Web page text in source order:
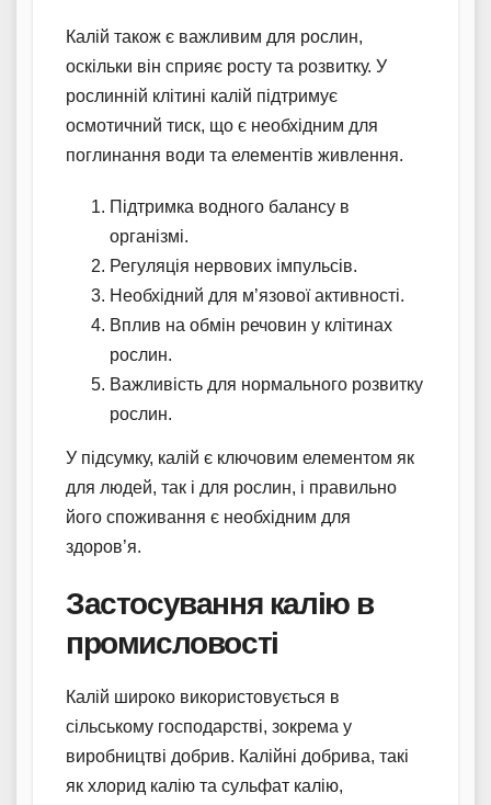
Калій також є важливим для рослин,
оскільки він сприяє росту та розвитку. У
рослинній клітині калій підтримує
осмотичний тиск, що є необхідним для
поглинання води та елементів живлення.
Підтримка водного балансу в
організмі.
Регуляція нервових імпульсів.
Необхідний для м’язової активності.
Вплив на обмін речовин у клітинах
рослин.
Важливість для нормального розвитку
рослин.
У підсумку, калій є ключовим елементом як
для людей, так і для рослин, і правильно
його споживання є необхідним для
здоров’я.
Застосування калію в
промисловості
Калій широко використовується в
сільському господарстві, зокрема у
виробництві добрив. Калійні добрива, такі
як хлорид калію та сульфат калію,